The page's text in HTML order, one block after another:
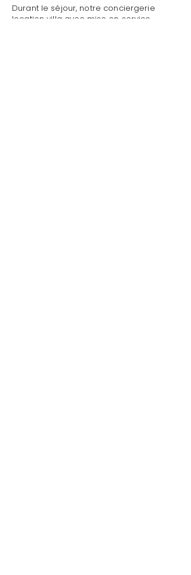
Durant le séjour, notre conciergerie
location villa avec mise en service